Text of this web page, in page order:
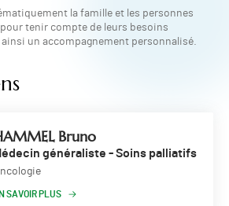
la famille et les personnes
tenir compte de leurs besoins
un accompagnement personnalisé.
Bruno
généraliste - Soins palliatifs
SAVOIR PLUS